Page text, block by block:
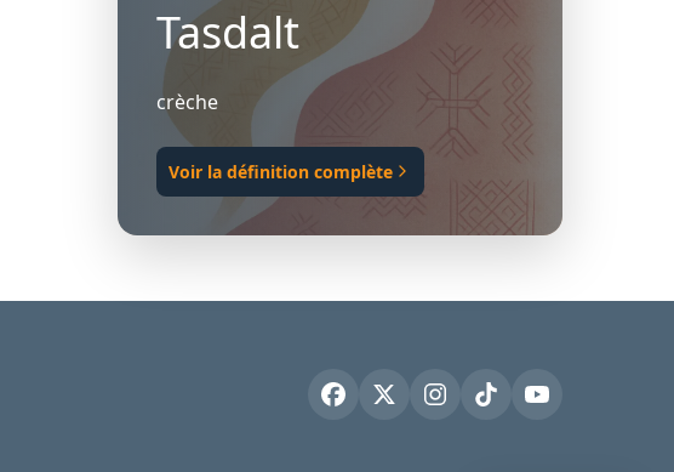
Tasdalt
crèche
Voir la définition complète